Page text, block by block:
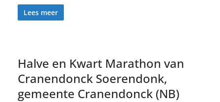
Lees meer
Halve en Kwart Marathon van
Cranendonck Soerendonk,
gemeente Cranendonck (NB)